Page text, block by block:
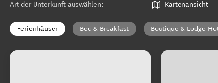
Art der Unterkunft auswählen: Kartenansicht
Ferienhäuser Bed & Breakfast Boutique & Lodge